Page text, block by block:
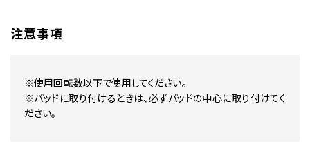
注意事項
※使用回転数以下で使用してください。
※パッドに取り付けるときは、必ずパッドの中心に取り付けてく
ださい。